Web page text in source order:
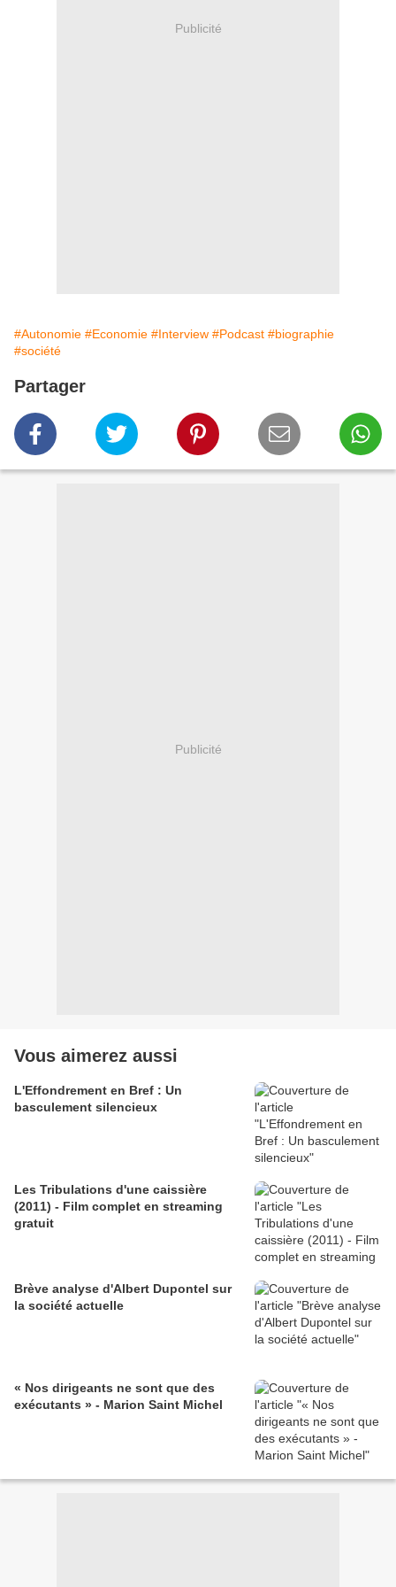
Publicité
#Autonomie #Economie #Interview #Podcast #biographie
#société
Partager
Publicité
Vous aimerez aussi
L'Effondrement en Bref : Un
basculement silencieux
Les Tribulations d'une caissière
(2011) - Film complet en streaming
gratuit
Brève analyse d'Albert Dupontel sur
la société actuelle
« Nos dirigeants ne sont que des
exécutants » - Marion Saint Michel